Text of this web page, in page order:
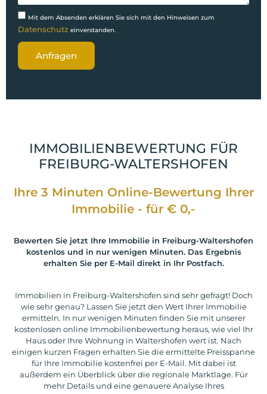
Mit dem Absenden erklären Sie sich mit den Hinweisen zum
Datenschutz einverstanden.
Anfragen
IMMOBILIENBEWERTUNG FÜR
FREIBURG-WALTERSHOFEN
Ihre 3 Minuten Online-Bewertung Ihrer
Immobilie - für € 0,-
Bewerten Sie jetzt Ihre Immobilie in Freiburg-Waltershofen
kostenlos und in nur wenigen Minuten. Das Ergebnis
erhalten Sie per E-Mail direkt in Ihr Postfach.
Immobilien in Freiburg-Waltershofen sind sehr gefragt! Doch
wie sehr genau? Lassen Sie jetzt den Wert Ihrer Immobilie
ermitteln. In nur wenigen Minuten finden Sie mit unserer
kostenlosen online Immobilienbewertung heraus, wie viel Ihr
Haus oder Ihre Wohnung in Waltershofen wert ist. Nach
einigen kurzen Fragen erhalten Sie die ermittelte Preisspanne
für Ihre Immobilie kostenfrei per E-Mail. Mit dabei ist
außerdem ein Überblick über die regionale Marktlage. Für
mehr Details und eine genauere Analyse Ihres